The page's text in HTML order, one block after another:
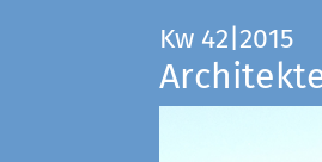
Kw 42|2015